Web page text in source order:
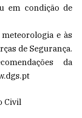
em condição de
e às
de Segurança.
da
Civil